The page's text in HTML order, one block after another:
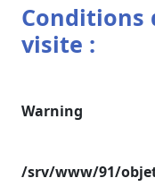
Conditions
visite :
Warning
/srv/www/91/